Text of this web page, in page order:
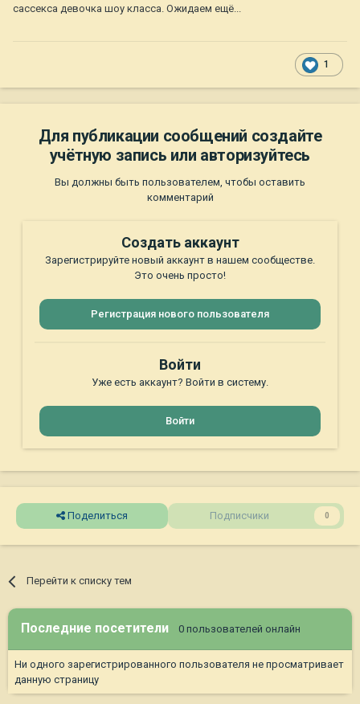
сассекса девочка шоу класса. Ожидаем ещё...
1
Для публикации сообщений создайте
учётную запись или авторизуйтесь
Вы должны быть пользователем, чтобы оставить
комментарий
Создать аккаунт
Зарегистрируйте новый аккаунт в нашем сообществе.
Это очень просто!
Регистрация нового пользователя
Войти
Уже есть аккаунт? Войти в систему.
Войти
Поделиться Подписчики 0
Перейти к списку тем
Последние посетители 0 пользователей онлайн
Ни одного зарегистрированного пользователя не просматривает
данную страницу